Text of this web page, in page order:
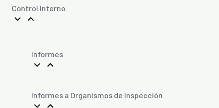
Control Interno
Informes
Informes a Organismos de Inspección